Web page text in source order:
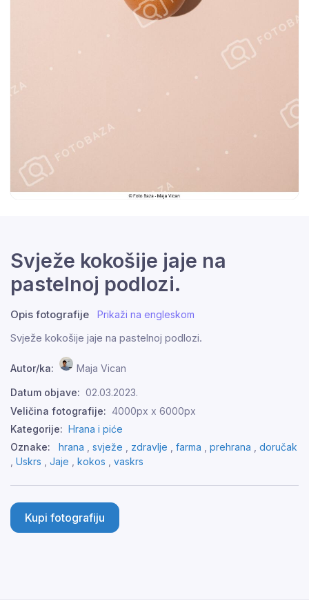
Svježe kokošije jaje na
pastelnoj podlozi.
Opis fotografije Prikaži na engleskom
Svježe kokošije jaje na pastelnoj podlozi.
Autor/ka: Maja Vican
Datum objave: 02.03.2023.
Veličina fotografije: 4000px x 6000px
Kategorije: Hrana i piće
Oznake:
hrana svježe zdravlje farma prehrana
doručak
Uskrs Jaje kokos vaskrs
Kupi fotografiju